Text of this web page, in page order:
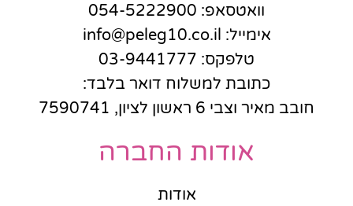
וואטסאפ: 054-5222900
אימייל: info@peleg10.co.il
טלפקס: 03-9441777
כתובת למשלוח דואר בלבד:
חובב מאיר וצבי 6 ראשון לציון, 7590741
אודות החברה
אודות